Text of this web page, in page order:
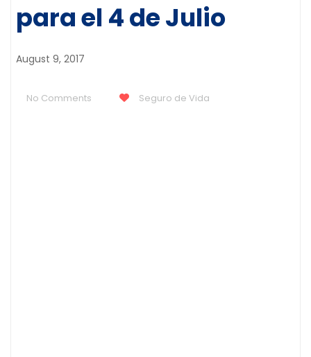
para el 4 de Julio
August 9, 2017
No Comments Seguro de Vida